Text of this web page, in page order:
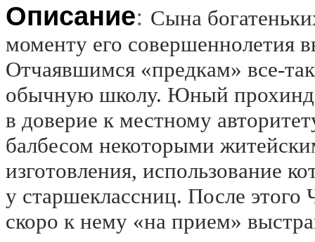
Описание: Сына
моменту его совершеннолетия
Отчаявшимся «предкам» все-
обычную школу. Юный
в доверие к местному
балбесом некоторыми
изготовления, использование
у старшеклассниц. После этого
скоро к нему «на прием»